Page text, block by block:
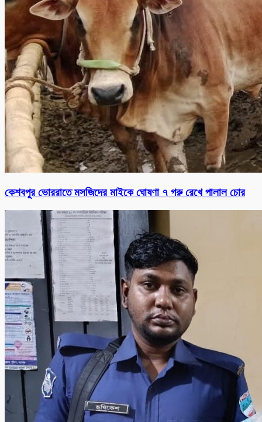
কেশবপুর ভোররাতে মসজিদের মাইকে ঘোষণা ৭ গরু রেখে পালাল চোর